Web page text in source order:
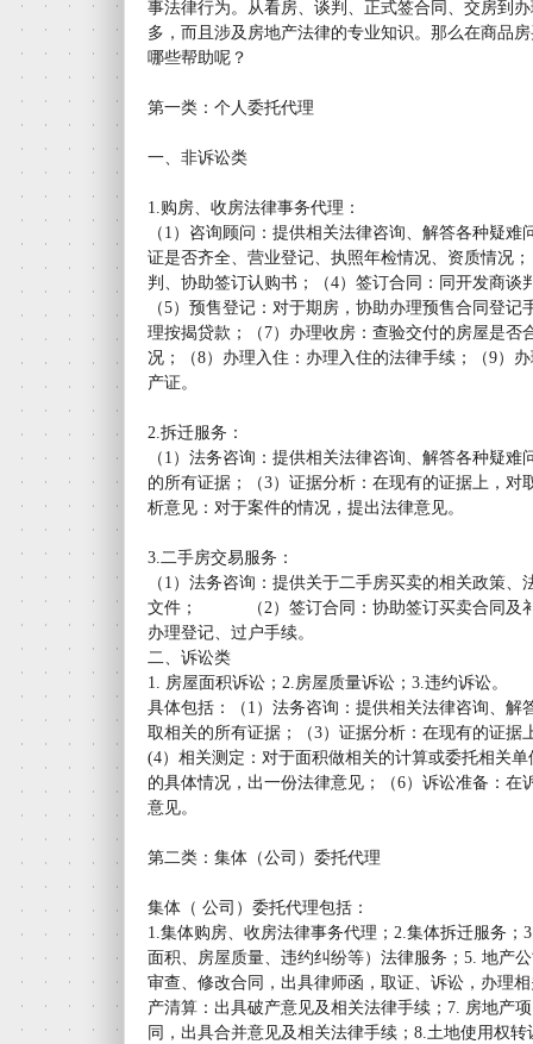
事法律行为。从看房、谈判、正式签合同、交房到
多，而且涉及房地产法律的专业知识。那么在商品
哪些帮助呢？
第一类：个人委托代理
一、非诉讼类
1.购房、收房法律事务代理：
（1）咨询顾问：提供相关法律咨询、解答各种疑
证是否齐全、营业登记、执照年检情况、资质情况
判、协助签订认购书；（4）签订合同：同开发商谈
（5）预售登记：对于期房，协助办理预售合同登
理按揭贷款；（7）办理收房：查验交付的房屋是否
况；（8）办理入住：办理入住的法律手续；（9）
产证。
2.拆迁服务：
（1）法务咨询：提供相关法律咨询、解答各种疑
的所有证据；（3）证据分析：在现有的证据上，对
析意见：对于案件的情况，提出法律意见。
3.二手房交易服务：
（1）法务咨询：提供关于二手房买卖的相关政策
文件； （2）签订合同：协助签订买卖合同及补
办理登记、过户手续。
二、诉讼类
1. 房屋面积诉讼；2.房屋质量诉讼；3.违约诉讼。
具体包括：（1）法务咨询：提供相关法律咨询、解
取相关的所有证据；（3）证据分析：在现有的证据
(4）相关测定：对于面积做相关的计算或委托相关
的具体情况，出一份法律意见；（6）诉讼准备：在
意见。
第二类：集体（公司）委托代理
集体（ 公司）委托代理包括：
1.集体购房、收房法律事务代理；2.集体拆迁服务
面积、房屋质量、违约纠纷等）法律服务；5. 地产
审查、修改合同，出具律师函，取证、诉讼，办理
产清算：出具破产意见及相关法律手续；7. 房地产
同，出具合并意见及相关法律手续；8.土地使用权